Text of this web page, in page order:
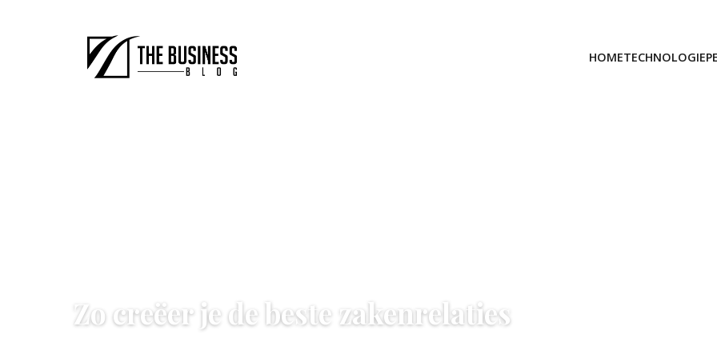
HOMETECHNOLOGIE
Zo creëer je de beste zakenrelaties